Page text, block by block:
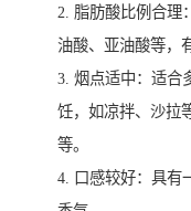
2. 脂肪酸比例合理
油酸、亚油酸等，
3. 烟点适中：适合
饪，如凉拌、沙拉
等。
4. 口感较好：具有